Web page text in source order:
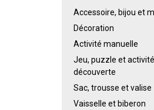
Accessoire, bijou et
Décoration
Activité manuelle
Jeu, puzzle et
découverte
Sac, trousse et valise
Vaisselle et biberon